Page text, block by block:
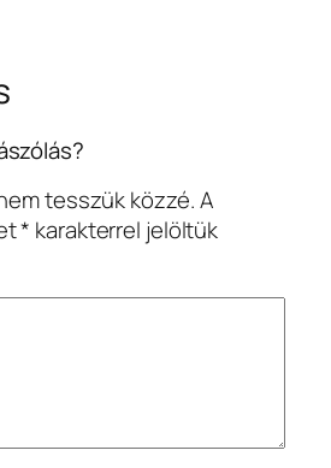
tesszük közzé.A
* karakterrel jelöltük